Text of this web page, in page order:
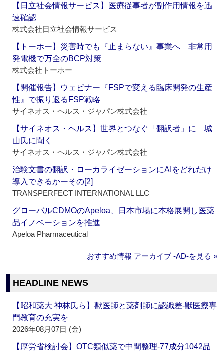
【日立社会情報サービス】医療従事者が副作用情報を迅
速確認
株式会社日立社会情報サービス
【トーホー】災害時でも『止まらない』事業へ 非常用
発電機で万全のBCP対策
株式会社トーホー
【開催報告】ウェビナー『FSPで変える臨床開発の生産
性』で振り返るFSP戦略
サイネオス・ヘルス・ジャパン株式会社
【サイネオス・ヘルス】世界とつなぐ「翻訳者」に 城
山氏に聞く
サイネオス・ヘルス・ジャパン株式会社
治験文書の翻訳・ローカライゼーションにAIをどれだけ
導入できるかーその[2]
TRANSPERFECT INTERNATIONAL LLC
グローバルCDMOのApeloa、日本市場に本格展開し医薬
品イノベーションを推進
Apeloa Pharmaceutical
おすすめ情報 アーカイブ ‐AD‐を見る »
HEADLINE NEWS
【昭和薬大 神林氏ら】獣医師と薬剤師に認識差‐獣医療専
門教育の充実を
2026年08月07日 (金)
【厚労省検討会】OTC類似薬で中間整理‐77成分1042品